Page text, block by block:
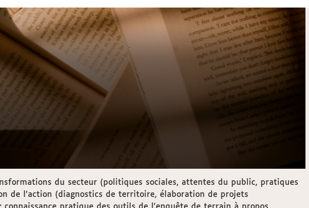
du secteur (politiques sociales, attentes du public, pratiques
de l'action (diagnostics de territoire, élaboration de projets